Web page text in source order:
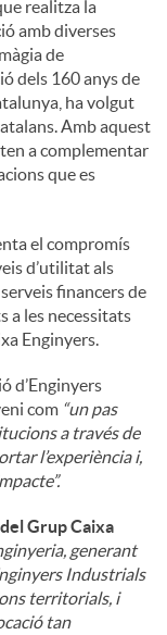
realitza la
amb diverses
de
dels 160 anys de
ha volgut
Amb aquest
a complementar
que es
el compromís
d’utilitat als
financers de
a les necessitats
Enginyers.
d’Enginyers
com “un pas
a través de
l’experiència i,
Grup Caixa
generant
Industrials
territorials, i
tan